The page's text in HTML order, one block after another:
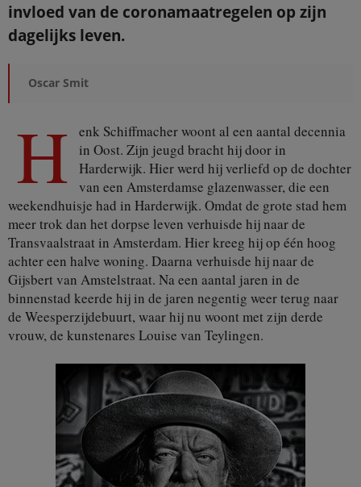
invloed van de coronamaatregelen op zijn
dagelijks leven.
Oscar Smit
H
enk Schiffmacher woont al een aantal decennia
in Oost. Zijn jeugd bracht hij door in
Harderwijk. Hier werd hij verliefd op de dochter
van een Amsterdamse glazenwasser, die een
weekendhuisje had in Harderwijk. Omdat de grote stad hem
meer trok dan het dorpse leven verhuisde hij naar de
Transvaalstraat in Amsterdam. Hier kreeg hij op één hoog
achter een halve woning. Daarna verhuisde hij naar de
Gijsbert van Amstelstraat. Na een aantal jaren in de
binnenstad keerde hij in de jaren negentig weer terug naar
de Weesperzijdebuurt, waar hij nu woont met zijn derde
vrouw, de kunstenares Louise van Teylingen.